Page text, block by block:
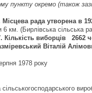
пункту окремо (також
Місцева рада утворена в
6 км. (Бирлівська сільська
Кількість виборців
2662
Віталій
1978 року
сільськогосподарського